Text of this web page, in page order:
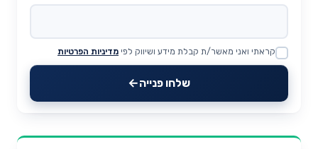
Website
קראתי ואני מאשר/ת קבלת מידע ושיווק לפי מדיניות הפרטיות
שלחו פנייה